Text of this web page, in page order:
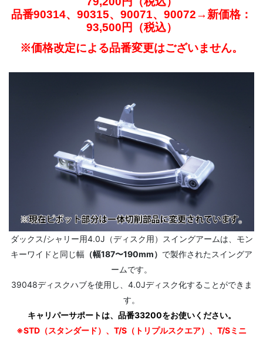
品番90314、90315、90071、90072→新価格：
93,500円（税込）
※価格改定による品番変更はございません。
ダックス/シャリー用4.0J（ディスク用）スイングアームは、モン
キーワイドと同じ幅 （幅187〜190mm） で製作されたスイングア
ームです。
39048ディスクハブを使用し、4.0Jディスク化することができま
す。
キャリパーサポートは、品番33200をお使いください。
※STD（スタンダード）、T/S（トリプルスクエア）、T/Sミニ